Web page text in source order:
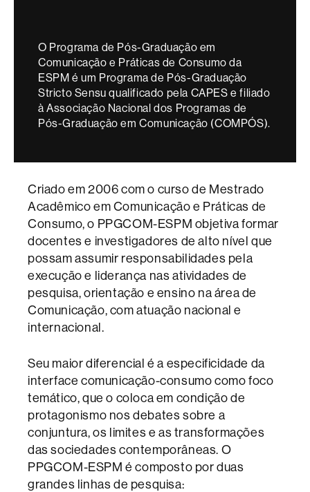
O Programa de Pós-Graduação em
Comunicação e Práticas de Consumo da
ESPM é um Programa de Pós-Graduação
Stricto Sensu qualificado pela CAPES e filiado
à Associação Nacional dos Programas de
Pós-Graduação em Comunicação (COMPÓS).
Criado em 2006 com o curso de Mestrado
Acadêmico em Comunicação e Práticas de
Consumo, o PPGCOM-ESPM objetiva formar
docentes e investigadores de alto nível que
possam assumir responsabilidades pela
execução e liderança nas atividades de
pesquisa, orientação e ensino na área de
Comunicação, com atuação nacional e
internacional.
Seu maior diferencial é a especificidade da
interface comunicação-consumo como foco
temático, que o coloca em condição de
protagonismo nos debates sobre a
conjuntura, os limites e as transformações
das sociedades contemporâneas. O
PPGCOM-ESPM é composto por duas
grandes linhas de pesquisa: